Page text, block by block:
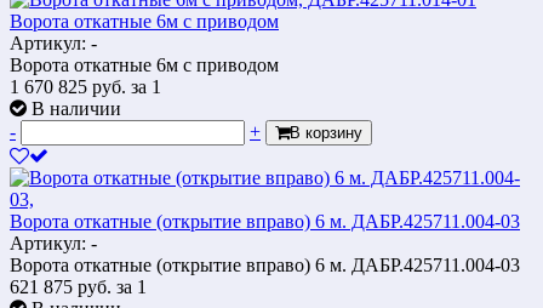
Ворота откатные 6м с приводом
Артикул: -
Ворота откатные 6м с приводом
1 670 825 руб. за 1
В наличии
-
+ В корзину
Ворота откатные (открытие вправо) 6 м. ДАБР.425711.004-03
Артикул: -
Ворота откатные (открытие вправо) 6 м. ДАБР.425711.004-03
621 875 руб. за 1